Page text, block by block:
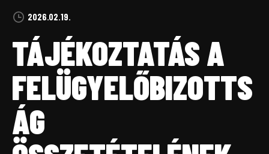
2026.02.19.
TÁJÉKOZTATÁS A
FELÜGYELŐBIZOTTS
ÁG